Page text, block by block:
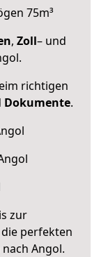
75m³
, Zoll– und
richtigen
Dokumente.
zur
perfekten
Angol.